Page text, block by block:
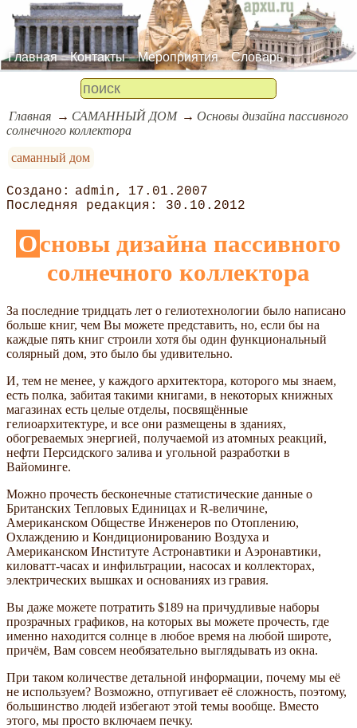
Главная Контакты Мероприятия Словарь
Главная САМАННЫЙ ДОМ
Основы дизайна пассивного
солнечного коллектора
саманный дом
admin
17.01.2007
30.10.2012
Основы дизайна пассивного
солнечного коллектора
За последние тридцать лет о гелиотехнологии было написано
больше книг, чем Вы можете представить, но, если бы на
каждые пять книг строили хотя бы один функциональный
солярный дом, это было бы удивительно.
И, тем не менее, у каждого архитектора, которого мы знаем,
есть полка, забитая такими книгами, в некоторых книжных
магазинах есть целые отделы, посвящённые
гелиоархитектуре, и все они размещены в зданиях,
обогреваемых энергией, получаемой из атомных реакций,
нефти Персидского залива и угольной разработки в
Вайоминге.
Можно прочесть бесконечные статистические данные о
Британских Тепловых Единицах и R-величине,
Американском Обществе Инженеров по Отоплению,
Охлаждению и Кондиционированию Воздуха и
Американском Институте Астронавтики и Аэронавтики,
киловатт-часах и инфильтрации, насосах и коллекторах,
электрических вышках и основаниях из гравия.
Вы даже можете потратить $189 на причудливые наборы
прозрачных графиков, на которых вы можете прочесть, где
именно находится солнце в любое время на любой широте,
причём, Вам совсем необязательно выглядывать из окна.
При таком количестве детальной информации, почему мы её
не используем? Возможно, отпугивает её сложность, поэтому,
большинство людей избегают этой темы вообще. Вместо
этого, мы просто включаем печку.